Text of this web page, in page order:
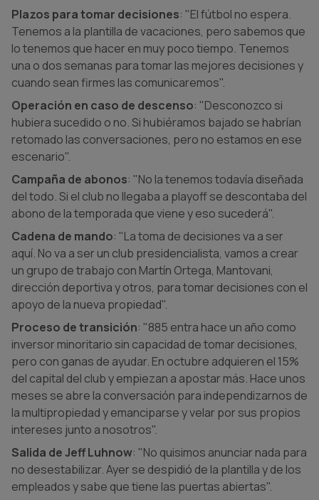
Plazos para tomar decisiones: "El fútbol no espera.
Tenemos a la plantilla de vacaciones, pero sabemos que
lo tenemos que hacer en muy poco tiempo. Tenemos
una o dos semanas para tomar las mejores decisiones y
cuando sean firmes las comunicaremos".
Operación en caso de descenso: "Desconozco si
hubiera sucedido o no. Si hubiéramos bajado se habrían
retomado las conversaciones, pero no estamos en ese
escenario".
Campaña de abonos: "No la tenemos todavía diseñada
del todo. Si el club no llegaba a playoff se descontaba del
abono de la temporada que viene y eso sucederá".
Cadena de mando: "La toma de decisiones va a ser
aquí. No va a ser un club presidencialista, vamos a crear
un grupo de trabajo con Martín Ortega, Mantovani,
dirección deportiva y otros, para tomar decisiones con el
apoyo de la nueva propiedad".
Proceso de transición: "885 entra hace un año como
inversor minoritario sin capacidad de tomar decisiones,
pero con ganas de ayudar. En octubre adquieren el 15%
del capital del club y empiezan a apostar más. Hace unos
meses se abre la conversación para independizarnos de
la multipropiedad y emanciparse y velar por sus propios
intereses junto a nosotros".
Salida de Jeff Luhnow: "No quisimos anunciar nada para
no desestabilizar. Ayer se despidió de la plantilla y de los
empleados y sabe que tiene las puertas abiertas".